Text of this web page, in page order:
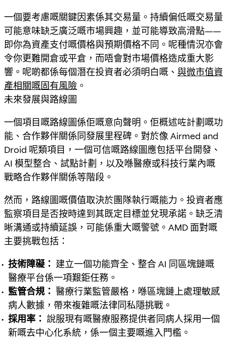
一個要考慮嘅關鍵因素係其交易量 。持續偏低嘅交易量
可能意味缺乏廣泛嘅市場興趣，並可能導致高滑點——
即你為資產支付嘅價格與預期價格不同。呢種情況亦會
令你更難開倉或平倉，而唔會對市場價格造成重大影
響。呢啲都係每個潛在投資者必須明白嘅、 與微市值資
產相關嘅固有風險 。
未來發展與路線圖
一個項目嘅路線圖係佢嘅意向聲明。佢概述咗計劃嘅功
能、合作夥伴關係同發展里程碑。對於像 Airmed and
Droid 呢類項目，一個可信嘅路線圖應包括平台開發、
AI 模型整合、試點計劃，以及喺醫療或科技行業內嘅
戰略合作夥伴關係等階段。
然而，路線圖嘅價值取決於團隊執行嘅能力。投資者應
監察項目是否按時達到其既定目標並兌現承諾。缺乏清
晰溝通或持續延誤，可能係重大嘅警號。AMD 面對嘅
主要挑戰包括：
技術障礙： 建立一個功能齊全、整合 AI 同區塊鏈嘅
醫療平台係一項艱鉅任務。
監管合規： 醫療行業監管嚴格，喺區塊鏈上處理敏感
病人數據，帶來複雜嘅法律同私隱挑戰。
採用率： 說服現有嘅醫療服務提供者同病人採用一個
新嘅去中心化系統，係一個主要嘅進入門檻。